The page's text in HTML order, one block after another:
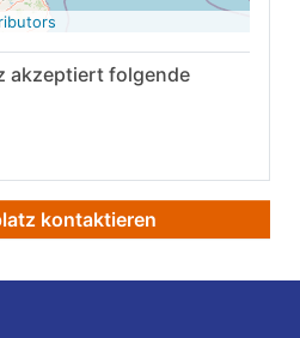
akzeptiert folgende
kontaktieren